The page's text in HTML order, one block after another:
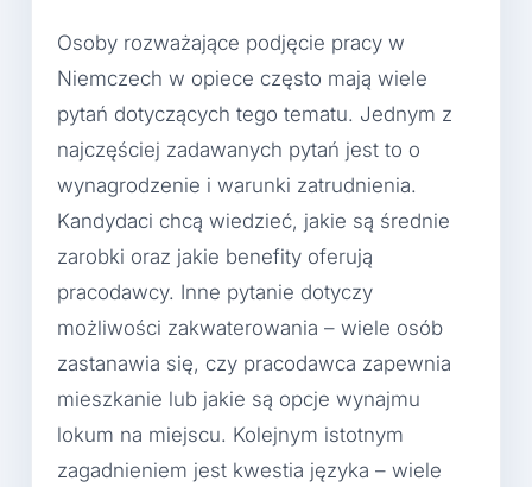
Osoby rozważające podjęcie pracy w
Niemczech w opiece często mają wiele
pytań dotyczących tego tematu. Jednym z
najczęściej zadawanych pytań jest to o
wynagrodzenie i warunki zatrudnienia.
Kandydaci chcą wiedzieć, jakie są średnie
zarobki oraz jakie benefity oferują
pracodawcy. Inne pytanie dotyczy
możliwości zakwaterowania – wiele osób
zastanawia się, czy pracodawca zapewnia
mieszkanie lub jakie są opcje wynajmu
lokum na miejscu. Kolejnym istotnym
zagadnieniem jest kwestia języka – wiele